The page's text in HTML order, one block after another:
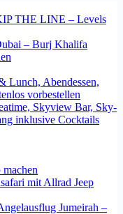
THE LINE – Levels
– Burj Khalifa
Lunch, Abendessen,
vorbestellen
Skyview Bar, Sky-
inklusive Cocktails
mit Allrad Jeep
Jumeirah –